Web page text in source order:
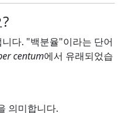
다. "백분율"이라는 단어
centum에서 유래되었습
의미합니다.